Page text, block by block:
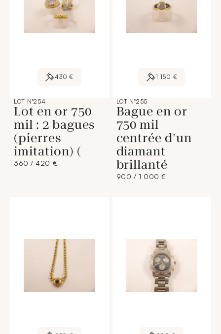
430 €
LOT N°254
Lot en or 750
mil : 2 bagues
(pierres
imitation) (
360 / 420 €
1 150 €
LOT N°255
Bague en or
750 mil
centrée d'un
diamant
brillanté
900 / 1 000 €